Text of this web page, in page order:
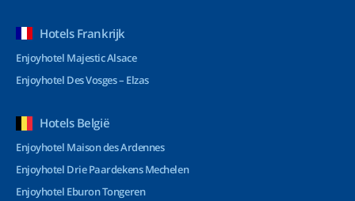
Hotels Frankrijk
Enjoyhotel Majestic Alsace
Enjoyhotel Des Vosges – Elzas
Hotels België
Enjoyhotel Maison des Ardennes
Enjoyhotel Drie Paardekens Mechelen
Enjoyhotel Eburon Tongeren